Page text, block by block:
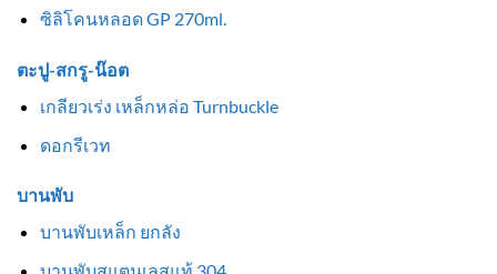
ซิลิโคนหลอด GP 270ml.
ตะปู-สกรู-น๊อต
เกลียวเร่ง เหล็กหล่อ Turnbuckle
ดอกรีเวท
บานพับ
บานพับเหล็ก ยกลัง